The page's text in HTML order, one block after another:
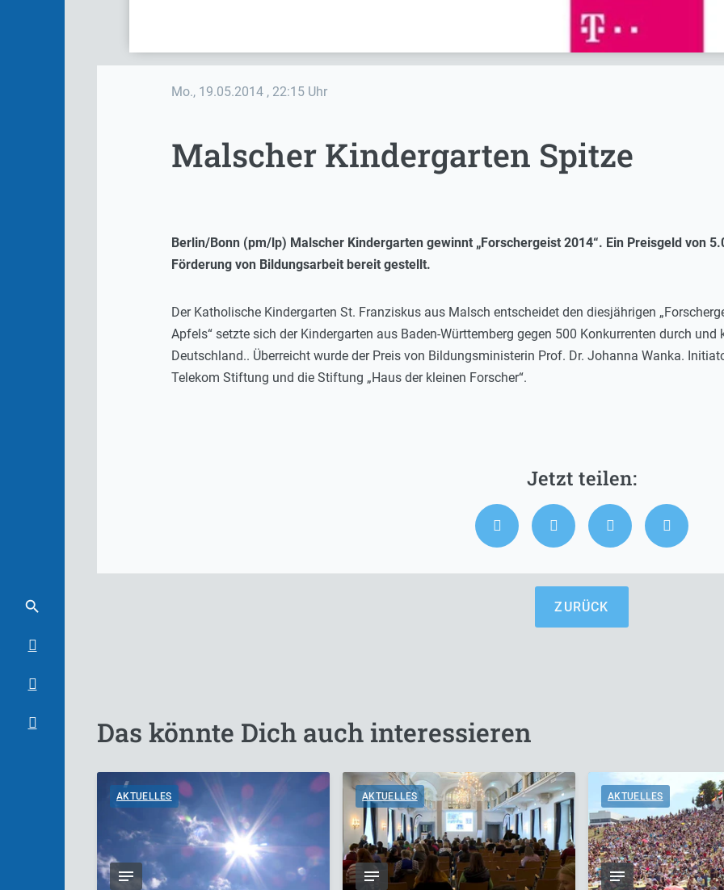
Mo., 19.05.2014 , 22:15 Uhr
Malscher Kindergarten Spitze
Berlin/Bonn (pm/lp) Malscher Kindergarten gewinnt „Forschergeist 2014“. Ein Preisgeld von
Förderung von Bildungsarbeit bereit gestellt.
Der Katholische Kindergarten St. Franziskus aus Malsch entscheidet den diesjährigen
Apfels“ setzte sich der Kindergarten aus Baden-Württemberg gegen 500 Konkurrenten durch
Deutschland.. Überreicht wurde der Preis von Bildungsministerin Prof. Dr. Johanna Wanka.
Telekom Stiftung und die Stiftung „Haus der kleinen Forscher“.
ZURÜCK
Das könnte Dich auch interessieren
AKTUELLES AKTUELLES AKTUELLES